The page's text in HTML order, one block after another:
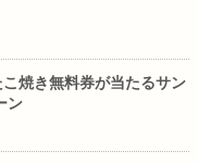
焼き無料券が当たるサン
ン